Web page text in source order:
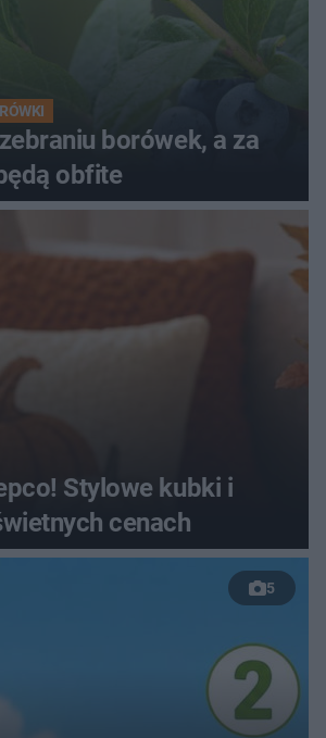
borówek, a za
obfite
Stylowe kubki i
cenach
5